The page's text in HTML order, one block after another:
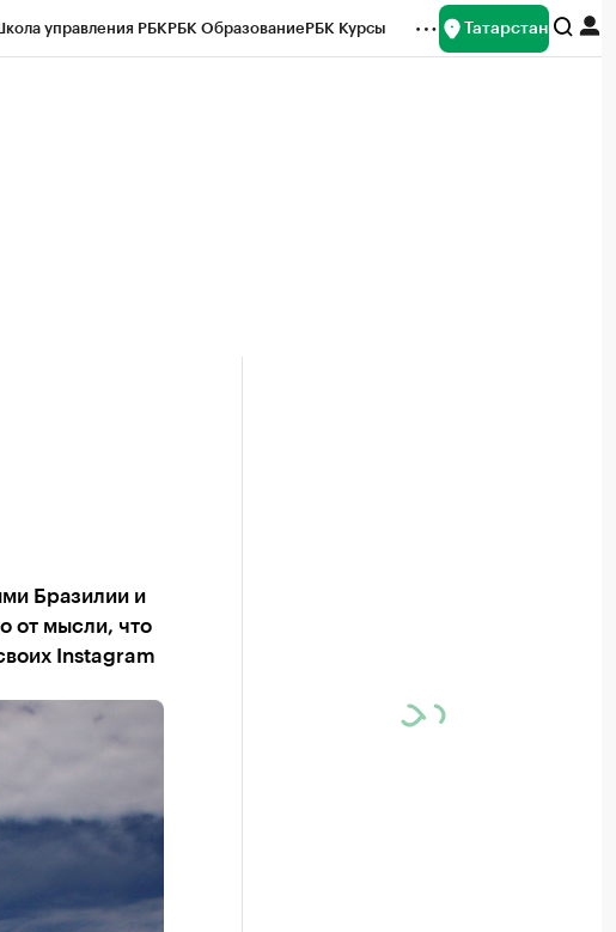
управления РБКРБК ОбразованиеРБК Курсы Татарстан
Бразилии и
от мысли, что
Instagram